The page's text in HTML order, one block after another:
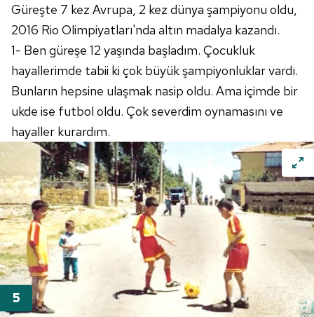
Güreşte 7 kez Avrupa, 2 kez dünya şampiyonu oldu,
2016 Rio Olimpiyatları'nda altın madalya kazandı.
1- Ben güreşe 12 yaşında başladım. Çocukluk
hayallerimde tabii ki çok büyük şampiyonluklar vardı.
Bunların hepsine ulaşmak nasip oldu. Ama içimde bir
ukde ise futbol oldu. Çok severdim oynamasını ve
hayaller kurardım.